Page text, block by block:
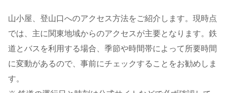
山小屋、登山口へのアクセス方法をご紹介します。現時点
では、主に関東地域からのアクセスが主要となります。鉄
道とバスを利用する場合、季節や時間帯によって所要時間
に変動があるので、事前にチェックすることをお勧めしま
す。